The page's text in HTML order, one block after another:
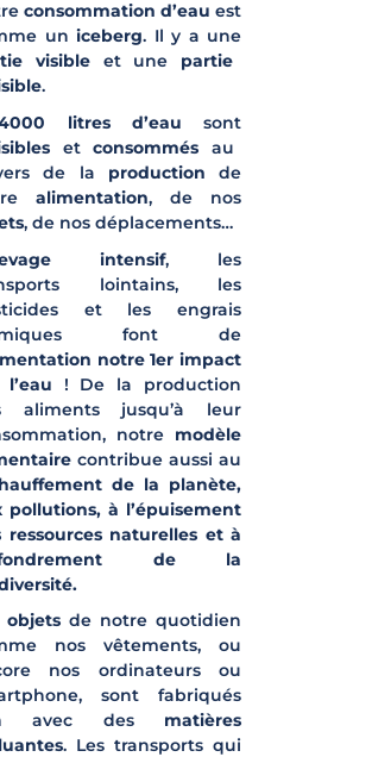
consommation d’eau est
un iceberg. Il y a une
visibleet une partie
.
litres d’eau sont
et consommés au
de la production de
alimentation, de nos
, de nos déplacements…
intensif, les
lointains, les
et les engrais
font de
notre 1er impact
! De la production
aliments jusqu’à leur
notre modèle
contribue aussi au
de la planète,
pollutions, à l’épuisement
ressources naturelles et à
de la
objets de notre quotidien
nos vêtements, ou
nos ordinateurs ou
sont fabriqués
avec des matières
. Les transports qui